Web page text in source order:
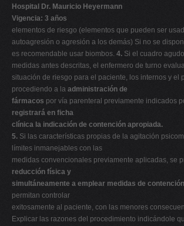
Hospital Dr. Mauricio Heyermann
Vigencia: 3 años
elementos de riesgo (elementos que pueden ser
autoagresión o agresión a los demás) Si no se
es recomendable usar biombos. 4. Si el cuadro
medidas antes descritas, el enfermero de turno
situación de riesgo para el paciente, los internos y el
procediendo a la administración de
fármacos por vía parenteral previamente indicados
registrará en ficha
clínica la indicación de contención apropiada.
5. Si las características propias de la agitación
límites inmanejables con las
medidas convencionales previamente aplicadas, se
reducción física y
simultáneamente a emplear medidas de
permitan controlar
exitosamente al paciente, con las menores
Explicar las razones del procedimiento indicándole